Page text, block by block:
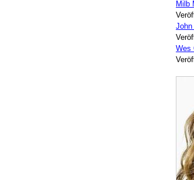
Milb
John
Wes